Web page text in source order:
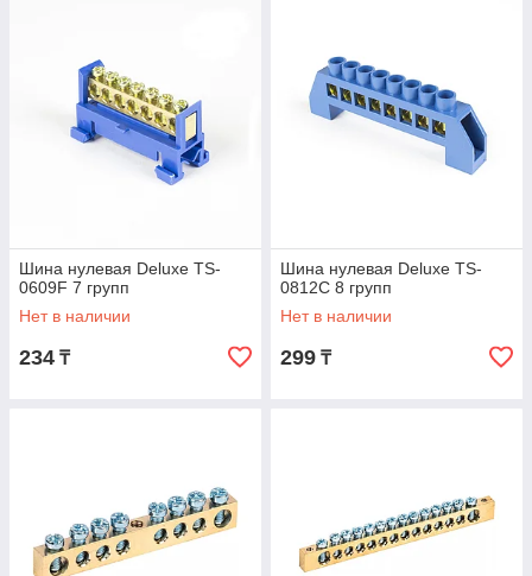
Шина нулевая Deluxe TS-
0609F 7 групп
Нет в наличии
234 ₸
Шина нулевая Deluxe TS-
0812С 8 групп
Нет в наличии
299 ₸